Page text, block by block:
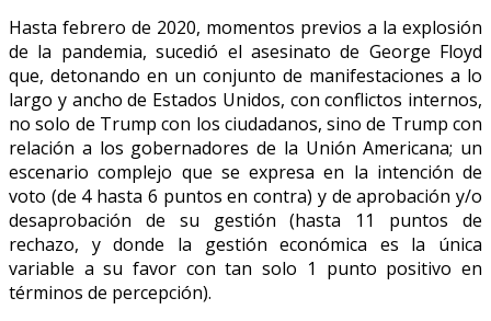
Hasta febrero de 2020, momentos previos a la explosión
de la pandemia, sucedió el asesinato de George Floyd
que, detonando en un conjunto de manifestaciones a lo
largo y ancho de Estados Unidos, con conflictos internos,
no solo de Trump con los ciudadanos, sino de Trump con
relación a los gobernadores de la Unión Americana; un
escenario complejo que se expresa en la intención de
voto (de 4 hasta 6 puntos en contra) y de aprobación y/o
desaprobación de su gestión (hasta 11 puntos de
rechazo, y donde la gestión económica es la única
variable a su favor con tan solo 1 punto positivo en
términos de percepción).